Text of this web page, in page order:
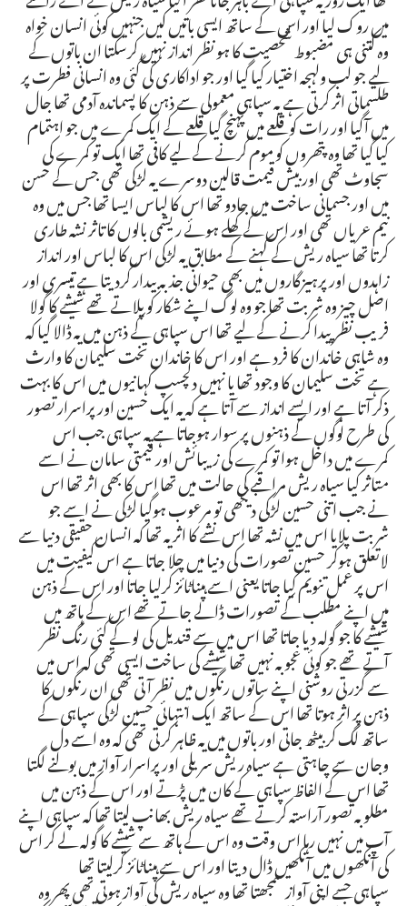
میں روک لیا اور اس کے ساتھ ایسی باتیں کیں جنہیں کوئی انسان خواہ
وہ کتنی ہی مضبوط شخصیت کا ہو نظر انداز نہیں کرسکتا ان باتوں کے
لیے جو لب ولہجہ اختیار کیا گیا اور جو اداکاری کی گئی وہ انسانی فطرت پر
طلسماتی اثر کرتی ہے یہ سپاہی معمولی سے ذہن کا پسماندہ آدمی تھا جال
میں آگیا اور رات کو قلعے میں پہنچ گیا قلعے کے ایک کمرے میں جو اہتمام
کیا گیا تھا وہ پتھروں کو موم کرنے کے لیے کافی تھا ایک تو کمرے کی
سجاوٹ تھی اور بیش قیمت قالین دوسرے یہ لڑکی تھی جس کے حسن
میں اور جسمانی ساخت میں جادو تھا اس کا لباس ایسا تھا جس میں وہ
نیم عریاں تھی اور اس کے کھلے ہوئے ریشمی بالوں کا تاثر نشہ طاری
کرتا تھا سیاہ ریش کے کہنے کے مطابق یہ لڑکی اس کا لباس اور انداز
زاہدوں اور پرہیزگاروں میں بھی حیوانی جذبہ بیدار کردیتا ہے تیسری اور
اصل چیز وہ شربت تھا جو وہ لوگ اپنے شکار کو پلاتے تھے شیشے کا گولا
فریب نظر پیدا کرنے کے لیے تھا اس سپاہی کے ذہن میں یہ ڈالا گیا کہ
وہ شاہی خاندان کا فرد ہے اور اس کا خاندان تخت سلیمان کا وارث
ہے تخت سلیمان کا وجود تھا یا نہیں دلچسپ کہانیوں میں اس کا بہت
ذکر آتا ہے اور ایسے انداز سے آتا ہے کہ یہ ایک حسین اور پراسرار تصور
کی طرح لوگوں کے ذہنوں پر سوار ہوجاتا ہے یہ سپاہی جب اس
کمرے میں داخل ہوا تو کمرے کی زیبائش اور قیمتی سامان نے اسے
متاثر کیا سیاہ ریش مراقبے کی حالت میں تھا اس کا بھی اثر تھا اس
نے جب اتنی حسین لڑکی دیکھی تو مرعوب ہوگیا لڑکی نے اسے جو
شربت پلایا اس میں نشہ تھا اس نشے کا اثر یہ تھا کہ انسان حقیقی دنیا سے
لاتعلق ہوکر حسین تصورات کی دنیا میں چلا جاتا ہے اس کیفیت میں
اس پر عمل تنویم کیا جاتا یعنی اسے ہپناٹائز کرلیا جاتا اور اس کے ذہن
میں اپنے مطلب کے تصورات ڈالے جاتے تھے اس کے ہاتھ میں
شیشے کا جو گولہ دیا جاتا تھا اس میں سے قندیل کی لو کے کئی رنگ نظر
آتے تھے جو کوئی عجوبہ نہیں تھا شیشے کی ساخت ایسی تھی کہ اس میں
سے گزرتی روشنی اپنے ساتوں رنگوں میں نظر آتی تھی ان رنگوں کا
ذہن پر اثر ہوتا تھا اس کے ساتھ ایک انتہائی حسین لڑکی سپاہی کے
ساتھ لگ کر بیٹھ جاتی اور باتوں میں یہ ظاہر کرتی تھی کہ وہ اسے دل
وجان سے چاہتی ہے سیاہ ریش سریلی اور پراسرار آواز میں بولنے لگتا
تھا اس کے الفاظ سپاہی کے کان میں پڑتے اور اس کے ذہن میں
مطلوبہ تصور آراستہ کرتے تھے سیاہ ریش بھانپ لیتا تھا کہ سپاہی اپنے
آپ میں نہیں رہا اس وقت وہ اس کے ہاتھ سے شیشے کا گولہ لے کر اس
کی آنکھوں میں آنکھیں ڈال دیتا اور اس سے ہپناٹائز کرلیتا تھا
سپاہی جسے اپنی آواز سمجھتا تھا وہ سیاہ ریش کی آواز ہوتی تھی پھر وہ